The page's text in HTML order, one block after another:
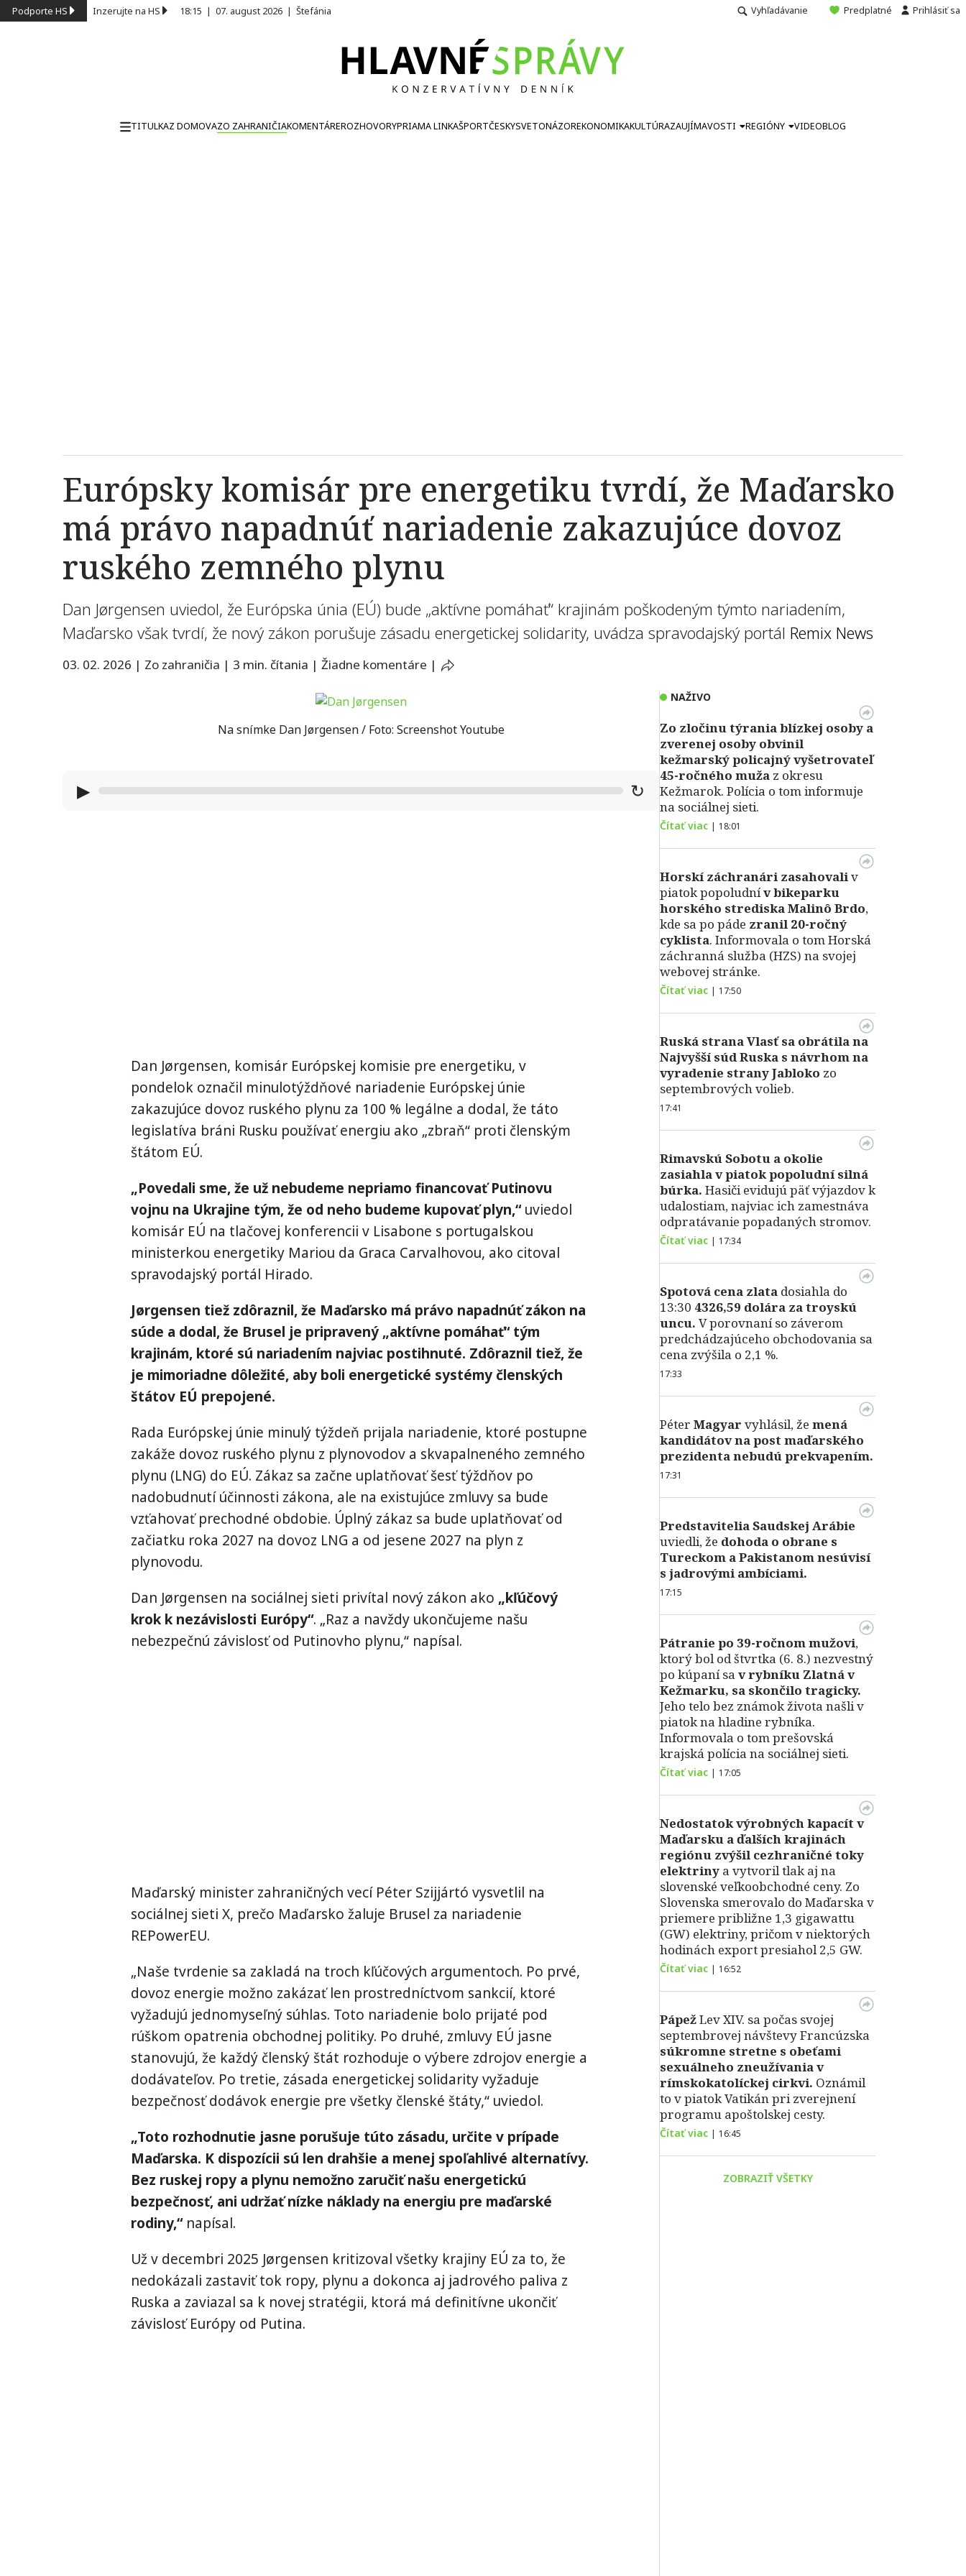
Podporte HS Inzerujte na HS 18:15 | 07. august 2026 | Štefánia Vyhľadávanie Predplatné Prihlásiť sa
TITULKAZ DOMOVAZO ZAHRANIČIAKOMENTÁREROZHOVORYPRIAMA LINKAŠPORTČESKYSVETONÁZOREKONOMIKAKULTÚRAZAUJÍMAVOSTI REGIÓNY VIDEOBLOG
Európsky komisár pre energetiku tvrdí, že Maďarsko
má právo napadnúť nariadenie zakazujúce dovoz
ruského zemného plynu
Dan Jørgensen uviedol, že Európska únia (EÚ) bude „aktívne pomáhať“ krajinám poškodeným týmto nariadením,
Maďarsko však tvrdí, že nový zákon porušuje zásadu energetickej solidarity, uvádza spravodajský portál Remix News
03. 02. 2026 | Zo zahraničia | 3 min. čítania | Žiadne komentáre |
Na snímke Dan Jørgensen / Foto: Screenshot Youtube
▶ ↻
Dan Jørgensen, komisár Európskej komisie pre energetiku, v
pondelok označil minulotýždňové nariadenie Európskej únie
zakazujúce dovoz ruského plynu za 100 % legálne a dodal, že táto
legislatíva bráni Rusku používať energiu ako „zbraň“ proti členským
štátom EÚ.
„Povedali sme, že už nebudeme nepriamo financovať Putinovu
vojnu na Ukrajine tým, že od neho budeme kupovať plyn,“uviedol
komisár EÚ na tlačovej konferencii v Lisabone s portugalskou
ministerkou energetiky Mariou da Graca Carvalhovou, ako citoval
spravodajský portál Hirado.
Jørgensen tiež zdôraznil, že Maďarsko má právo napadnúť zákon na
súde a dodal, že Brusel je pripravený „aktívne pomáhať“ tým
krajinám, ktoré sú nariadením najviac postihnuté. Zdôraznil tiež, že
je mimoriadne dôležité, aby boli energetické systémy členských
štátov EÚ prepojené.
Rada Európskej únie minulý týždeň prijala nariadenie, ktoré postupne
zakáže dovoz ruského plynu z plynovodov a skvapalneného zemného
plynu (LNG) do EÚ. Zákaz sa začne uplatňovať šesť týždňov po
nadobudnutí účinnosti zákona, ale na existujúce zmluvy sa bude
vzťahovať prechodné obdobie. Úplný zákaz sa bude uplatňovať od
začiatku roka 2027 na dovoz LNG a od jesene 2027 na plyn z
plynovodu.
Dan Jørgensen na sociálnej sieti privítal nový zákon ako „kľúčový
krok k nezávislosti Európy“. „Raz a navždy ukončujeme našu
nebezpečnú závislosť od Putinovho plynu,“ napísal.
Maďarský minister zahraničných vecí Péter Szijjártó vysvetlil na
sociálnej sieti X, prečo Maďarsko žaluje Brusel za nariadenie
REPowerEU.
„Naše tvrdenie sa zakladá na troch kľúčových argumentoch. Po prvé,
dovoz energie možno zakázať len prostredníctvom sankcií, ktoré
vyžadujú jednomyseľný súhlas. Toto nariadenie bolo prijaté pod
rúškom opatrenia obchodnej politiky. Po druhé, zmluvy EÚ jasne
stanovujú, že každý členský štát rozhoduje o výbere zdrojov energie a
dodávateľov. Po tretie, zásada energetickej solidarity vyžaduje
bezpečnosť dodávok energie pre všetky členské štáty,“ uviedol.
„Toto rozhodnutie jasne porušuje túto zásadu, určite v prípade
Maďarska. K dispozícii sú len drahšie a menej spoľahlivé alternatívy.
Bez ruskej ropy a plynu nemožno zaručiť našu energetickú
bezpečnosť, ani udržať nízke náklady na energiu pre maďarské
rodiny,“napísal.
Už v decembri 2025 Jørgensen kritizoval všetky krajiny EÚ za to, že
nedokázali zastaviť tok ropy, plynu a dokonca aj jadrového paliva z
Ruska a zaviazal sa k novej stratégii, ktorá má definitívne ukončiť
závislosť Európy od Putina.
NAŽIVO
Zo zločinu týrania blízkej osoby a
zverenej osoby obvinil
kežmarský policajný vyšetrovateľ
45-ročného muža z okresu
Kežmarok. Polícia o tom informuje
na sociálnej sieti.
Čítať viac | 18:01
Horskí záchranári zasahovaliv
piatok popoludnív bikeparku
horského strediska Malinô Brdo,
kde sa po páde zranil 20-ročný
cyklista. Informovala o tom Horská
záchranná služba (HZS) na svojej
webovej stránke.
Čítať viac | 17:50
Ruská strana Vlasť sa obrátila na
Najvyšší súd Ruska s návrhom na
vyradenie strany Jabloko zo
septembrových volieb.
17:41
Rimavskú Sobotu a okolie
zasiahla v piatok popoludní silná
búrka. Hasiči evidujú päť výjazdov k
udalostiam, najviac ich zamestnáva
odpratávanie popadaných stromov.
Čítať viac | 17:34
Spotová cena zlata dosiahla do
13:30 4326,59 dolára za troyskú
uncu. V porovnaní so záverom
predchádzajúceho obchodovania sa
cena zvýšila o 2,1 %.
17:33
Péter Magyar vyhlásil, že mená
kandidátov na post maďarského
prezidenta nebudú prekvapením.
17:31
Predstavitelia Saudskej Arábie
uviedli, že dohoda o obrane s
Tureckom a Pakistanom nesúvisí
s jadrovými ambíciami.
17:15
Pátranie po 39-ročnom mužovi,
ktorý bol od štvrtka (6. 8.) nezvestný
po kúpaní sa v rybníku Zlatná v
Kežmarku, sa skončilo tragicky.
Jeho telo bez známok života našli v
piatok na hladine rybníka.
Informovala o tom prešovská
krajská polícia na sociálnej sieti.
Čítať viac | 17:05
Nedostatok výrobných kapacít v
Maďarsku a ďalších krajinách
regiónu zvýšil cezhraničné toky
elektriny a vytvoril tlak aj na
slovenské veľkoobchodné ceny. Zo
Slovenska smerovalo do Maďarska v
priemere približne 1,3 gigawattu
(GW) elektriny, pričom v niektorých
hodinách export presiahol 2,5 GW.
Čítať viac | 16:52
PápežLev XIV. sa počas svojej
septembrovej návštevy Francúzska
súkromne stretne s obeťami
sexuálneho zneužívania v
rímskokatolíckej cirkvi. Oznámil
to v piatok Vatikán pri zverejnení
programu apoštolskej cesty.
Čítať viac | 16:45
ZOBRAZIŤ VŠETKY